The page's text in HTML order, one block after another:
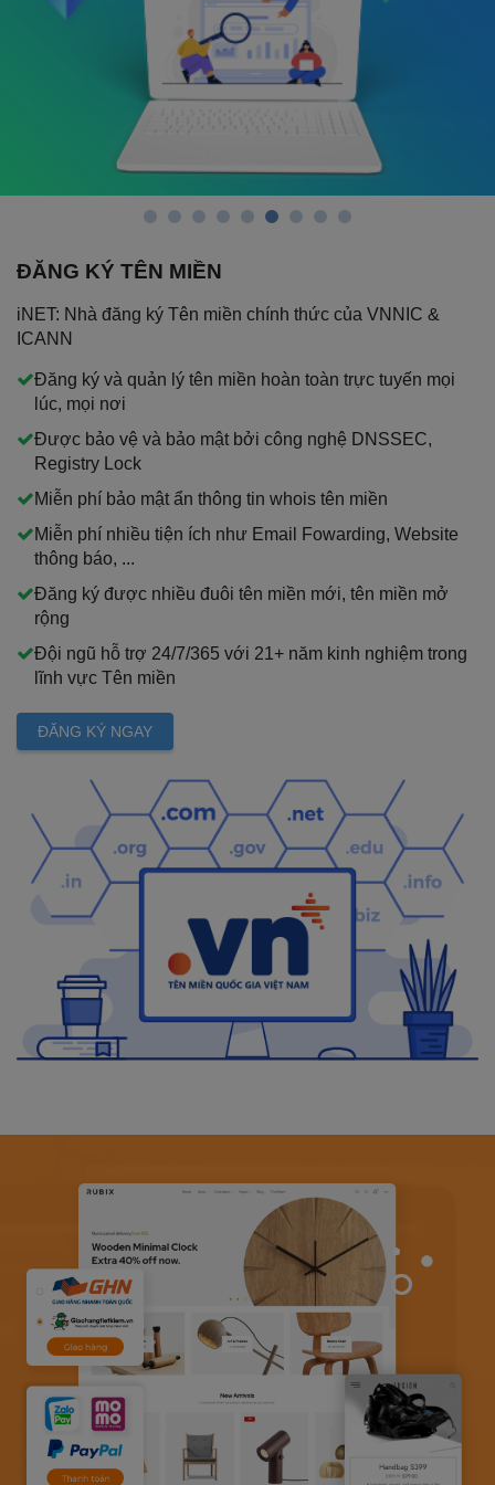
ĐĂNG KÝ TÊN MIỀN
iNET: Nhà đăng ký Tên miền chính thức của VNNIC &
ICANN
Đăng ký và quản lý tên miền hoàn toàn trực tuyến mọi
lúc, mọi nơi
Được bảo vệ và bảo mật bởi công nghệ DNSSEC,
Registry Lock
Miễn phí bảo mật ẩn thông tin whois tên miền
Miễn phí nhiều tiện ích như Email Fowarding, Website
thông báo, ...
Đăng ký được nhiều đuôi tên miền mới, tên miền mở
rộng
Đội ngũ hỗ trợ 24/7/365 với 21+ năm kinh nghiệm trong
lĩnh vực Tên miền
ĐĂNG KÝ NGAY